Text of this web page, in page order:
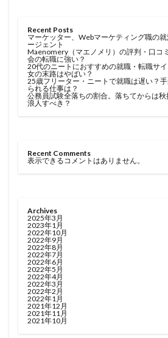
Recent Posts
マーケッター、Webマーケティング職の
ージェント
Maenomery（マエノメリ）の評判・口コ
会の転職に強い？
20代のニートにおすすめの就職・転職サ
女の末路はやばい？
25歳フリーター・ニートで就職は遅い？
られる仕事は？
公務員試験全落ちの割合。落ちてからは
浪人すべき？
Recent Comments
表示できるコメントはありません。
Archives
2025年3月
2023年1月
2022年10月
2022年9月
2022年8月
2022年7月
2022年6月
2022年5月
2022年4月
2022年3月
2022年2月
2022年1月
2021年12月
2021年11月
2021年10月